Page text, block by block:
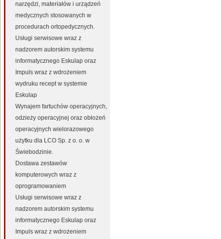
narzędzi, materiałów i urządzeń
medycznych stosowanych w
procedurach ortopedycznych.
Usługi serwisowe wraz z
nadzorem autorskim systemu
informatycznego Eskulap oraz
Impuls wraz z wdrożeniem
wydruku recept w systemie
Eskulap
Wynajem fartuchów operacyjnych,
odzieży operacyjnej oraz obłożeń
operacyjnych wielorazowego
użytku dla LCO Sp. z o. o. w
Świebodzinie.
Dostawa zestawów
komputerowych wraz z
oprogramowaniem
Usługi serwisowe wraz z
nadzorem autorskim systemu
informatycznego Eskulap oraz
Impuls wraz z wdrożeniem